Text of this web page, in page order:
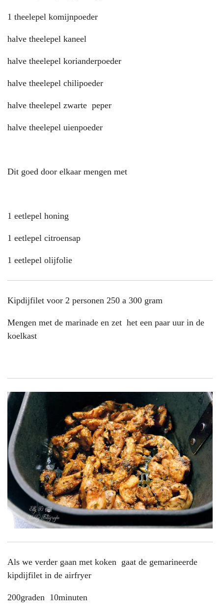
1 theelepel komijnpoeder
halve theelepel kaneel
halve theelepel korianderpoeder
halve theelepel chilipoeder
halve theelepel zwarte peper
halve theelepel uienpoeder
Dit goed door elkaar mengen met
1 eetlepel honing
1 eetlepel citroensap
1 eetlepel olijfolie
Kipdijfilet voor 2 personen 250 a 300 gram
Mengen met de marinade en zet het een paar uur in de
koelkast
Als we verder gaan met koken gaat de gemarineerde
kipdijfilet in de airfryer
200graden 10minuten